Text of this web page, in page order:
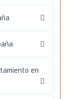
en